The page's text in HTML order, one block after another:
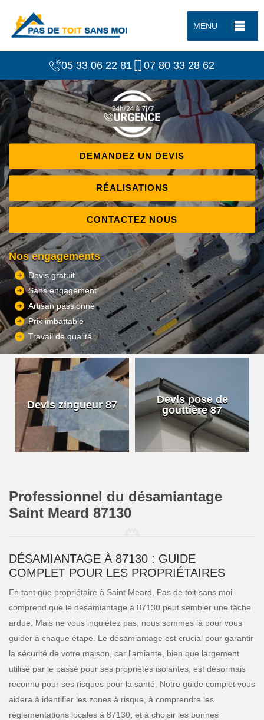
MENU
05 33 06 22 81 07 80 33 28 62
DEMANDEZ UN DEVIS
RÉALISATIONS
CONTACTEZ NOUS
Nos engagements
Devis gratuit
Sans engagement
Artisan passionné
Prix imbattable
Travail de qualité
Devis zingueur 87
Devis pose de
gouttière 87
Professionnel du désamiantage
Saint Meard 87130
DÉSAMIANTAGE À 87130 : GUIDE
COMPLET POUR LES PROPRIÉTAIRES
En tant que propriétaire à Saint Meard, Pas de toit sans moi
comprend que le désamiantage à 87130 peut sembler une tâche
ardue. Mais ne vous inquiétez pas, nous sommes là pour vous
guider à chaque étape. Le désamiantage est crucial pour garantir
la sécurité de votre maison, car l'amiante, bien que largement
utilisé par le passé pour ses propriétés isolantes, est désormais
reconnu pour ses risques pour la santé. Notre guide complet vous
aidera à identifier les zones à risque, à comprendre les
réglementations locales à 87130, et à choisir les bonnes